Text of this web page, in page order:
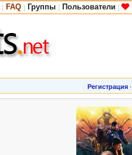
FAQ Группы Пользователи
Регистрация ·